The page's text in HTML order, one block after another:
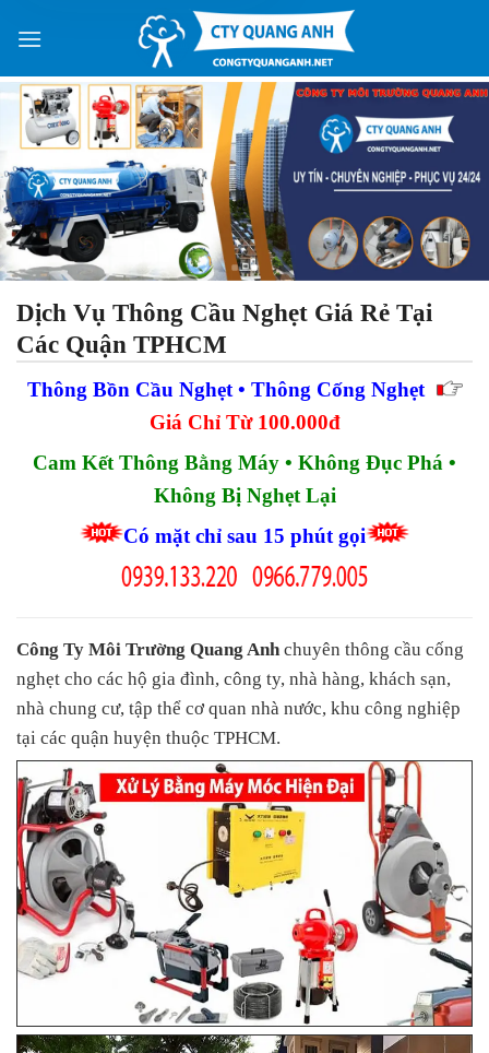
Phạm Bích Diệp
SĐT 0433xxxx435 vừa đăng ký
Dịch Vụ Thông Cầu Nghẹt Giá Rẻ Tại
Các Quận TPHCM
Thông Bồn Cầu Nghẹt • Thông Cống Nghẹt
Giá Chỉ Từ 100.000đ
Cam Kết Thông Bằng Máy • Không Đục Phá •
Không Bị Nghẹt Lại
Có mặt chỉ sau 15 phút gọi
Công Ty Môi Trường Quang Anh chuyên thông cầu cống
nghẹt cho các hộ gia đình, công ty, nhà hàng, khách sạn,
nhà chung cư, tập thể cơ quan nhà nước, khu công nghiệp
tại các quận huyện thuộc TPHCM.